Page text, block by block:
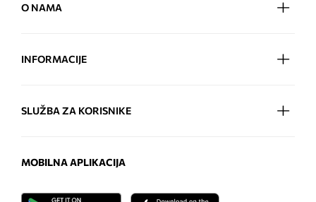
O NAMA
INFORMACIJE
SLUŽBA ZA KORISNIKE
MOBILNA APLIKACIJA